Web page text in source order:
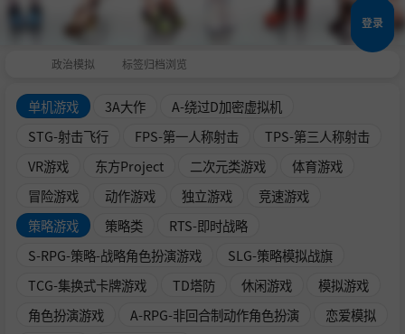
登录
政治模拟 标签归档浏览
单机游戏 3A大作
A-绕过D加密虚拟机
STG-射击飞行
FPS-第一人称射击
TPS-第三人称射击
VR游戏
东方Project 二次元类游戏
体育游戏
冒险游戏
动作游戏 独立游戏
竞速游戏
策略游戏
策略类
RTS-即时战略
S-RPG-策略-战略角色扮演游戏
SLG-策略模拟战旗
TCG-集换式卡牌游戏
TD塔防 休闲游戏
模拟游戏
角色扮演游戏
A-RPG-非回合制动作角色扮演
恋爱模拟